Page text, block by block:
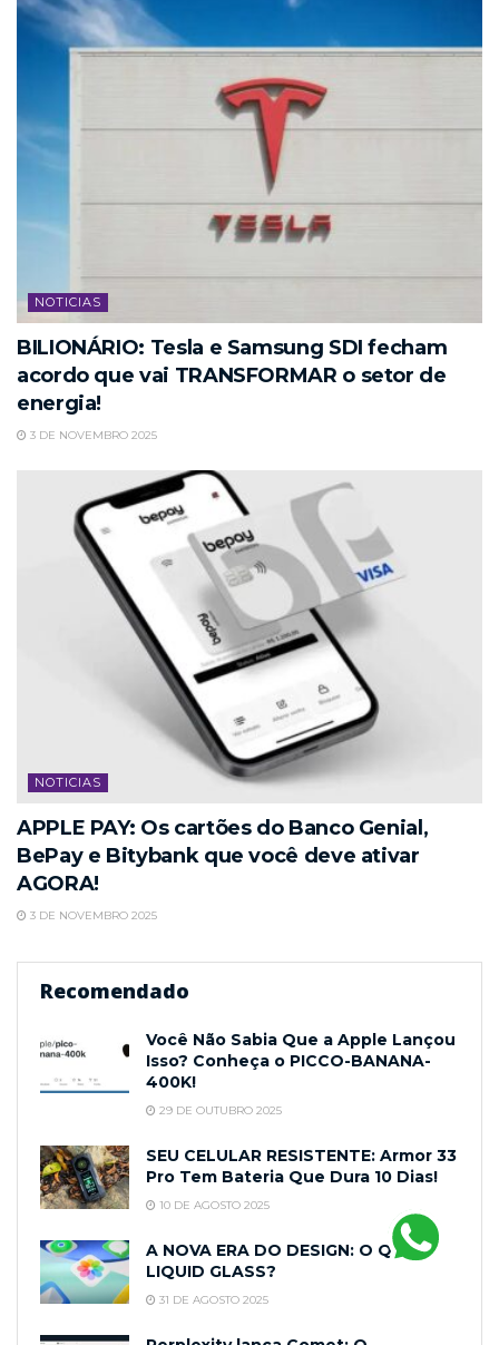
NOTICIAS
BILIONÁRIO: Tesla e Samsung SDI fecham
acordo que vai TRANSFORMAR o setor de
energia!
3 DE NOVEMBRO 2025
NOTICIAS
APPLE PAY: Os cartões do Banco Genial,
BePay e Bitybank que você deve ativar
AGORA!
3 DE NOVEMBRO 2025
Recomendado
Você Não Sabia Que a Apple Lançou
Isso? Conheça o PICCO-BANANA-
400K!
29 DE OUTUBRO 2025
SEU CELULAR RESISTENTE: Armor 33
Pro Tem Bateria Que Dura 10 Dias!
10 DE AGOSTO 2025
A NOVA ERA DO DESIGN: O QUE É
LIQUID GLASS?
31 DE AGOSTO 2025